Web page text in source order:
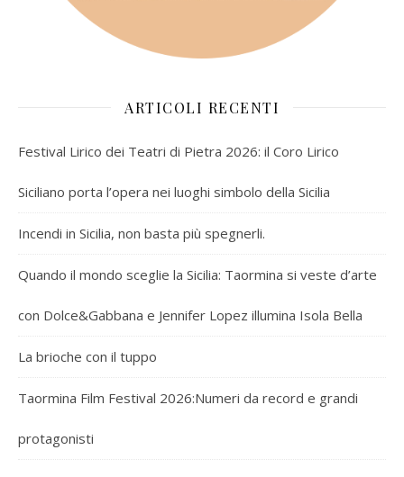
ARTICOLI RECENTI
Festival Lirico dei Teatri di Pietra 2026: il Coro Lirico
Siciliano porta l’opera nei luoghi simbolo della Sicilia
Incendi in Sicilia, non basta più spegnerli.
Quando il mondo sceglie la Sicilia: Taormina si veste d’arte
con Dolce&Gabbana e Jennifer Lopez illumina Isola Bella
La brioche con il tuppo
Taormina Film Festival 2026:Numeri da record e grandi
protagonisti